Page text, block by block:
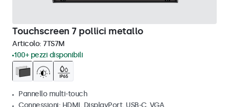
Touchscreen 7 pollici metallo
Articolo: 7TS7M
100+ pezzi disponibili
Pannello multi-touch
Connessioni: HDMI, DisplayPort, USB-C, VGA